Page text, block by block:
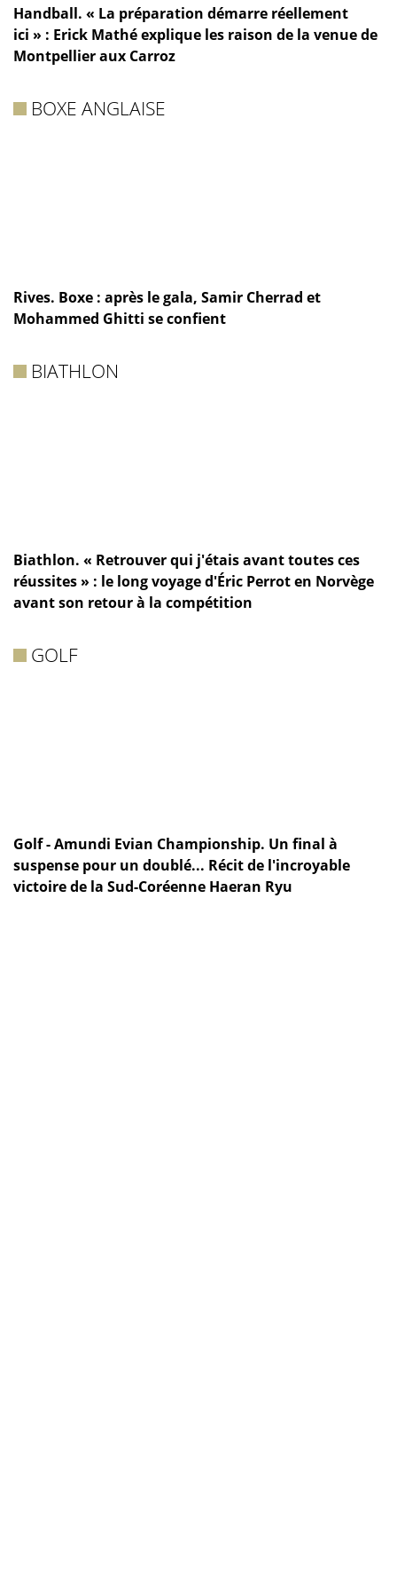
Handball. « La préparation démarre réellement
ici » : Erick Mathé explique les raison de la venue de
Montpellier aux Carroz
BOXE ANGLAISE
Rives. Boxe : après le gala, Samir Cherrad et
Mohammed Ghitti se confient
BIATHLON
Biathlon. « Retrouver qui j'étais avant toutes ces
réussites » : le long voyage d'Éric Perrot en Norvège
avant son retour à la compétition
GOLF
Golf - Amundi Evian Championship. Un final à
suspense pour un doublé... Récit de l'incroyable
victoire de la Sud-Coréenne Haeran Ryu